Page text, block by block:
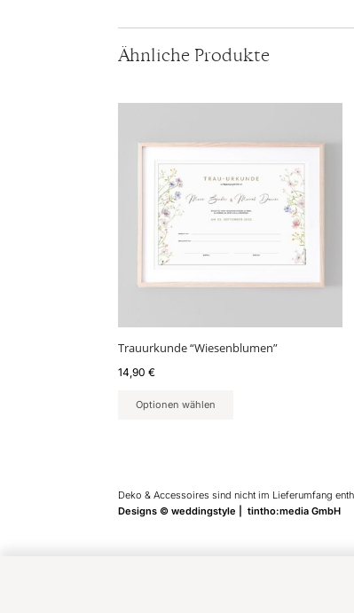
Ähnliche Produkte
Trauurkunde “Wiesenblumen”
14,90 €
Optionen wählen
Deko & Accessoires sind nicht im Lieferumfang
Designs © weddingstyle | tintho:media GmbH